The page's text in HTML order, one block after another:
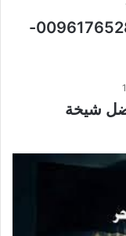
اقوى وافضل شيخة روحانية0096176528807-
شيخة